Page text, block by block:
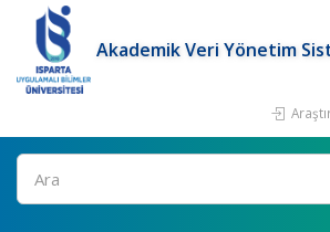
Akademik Veri Yönetim
Ara